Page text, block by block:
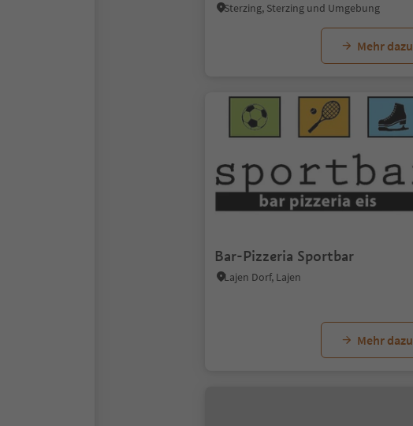
Sterzing, Sterzing und Umgebung
Mehr dazu
Bar-Pizzeria Sportbar
Lajen Dorf, Lajen
Mehr dazu